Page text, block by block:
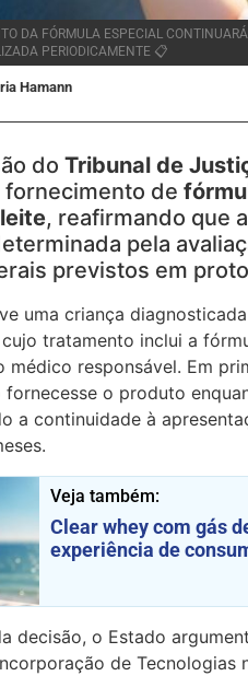
DA FÓRMULA ESPECIAL
PERIODICAMENTE 📋
Hamann
do Tribunal de
fornecimento de
, reafirmando que
pela
previstos em
uma criança
cujo tratamento inclui a
médico responsável. Em
fornecesse o produto
a continuidade à
Veja também:
Clear whey com gás
experiência de
decisão, o Estado
de Tecnologias